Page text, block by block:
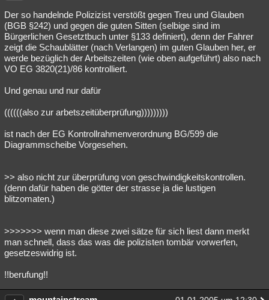
Der so handelnde Polizizist verstößt gegen Treu und Glauben
(BGB §242) und gegen die guten Sitten (selbige sind im
Bürgerlichen Gesetztbuch unter §133 definiert), denn der Fahrer
zeigt die Schaublätter (nach Verlangen) im guten Glauben her, er
werde bezüglich der Arbeitszeiten (wie oben aufgeführt) also nach
VO EG 3820(21)/86 kontrolliert.
Und genau und nur dafür
((((((also zur arbetszeitüberprüfung)))))))))
ist nach der EG Kontrollrahmenverordnung BG/599 die
Diagrammscheibe Vorgesehen.
>> also nicht zur überprüfung von geschwindigkeitskontrollen.
(denn dafür haben die götter der strasse ja die lustigen
blitzomaten.)
>>>>>>> wenn man diese zwei sätze für sich liest dann merkt
man schnell, dass das was die polizisten tombär vorwerfen,
gesetzeswidrig ist.
!!berufung!!